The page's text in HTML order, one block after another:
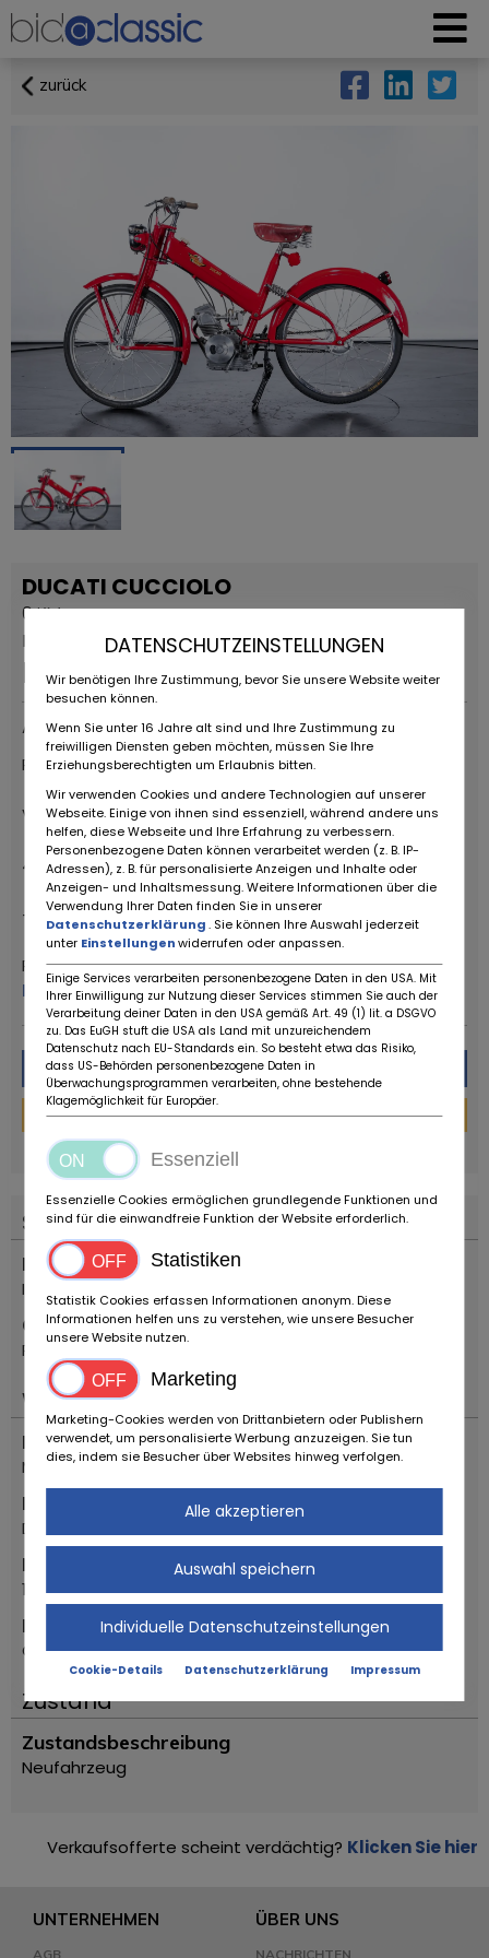
zurück
DUCATI CUCCIOLO
0 KM
Dauerinserat
EUR2.500,-
Anbieter
RUOTE DA SOGNO S.R.L
Via Daniele da Torricella, 29
42122 Reggio Emilia
+39 0522 268511
Ruote da Sogno
Mehr von diesem Händler
Nachricht
Finanzierungs-Rechner
Standort
Land
Italien
Ort
Reggio Emilia
Wichtiges
Fahrzeugtyp
Motorräder
Marke
Ducati
Erstzulassung Jahr
1952
Modell
CUCCIOLO
Zustand
Zustandsbeschreibung
Neufahrzeug
Verkaufsofferte scheint verdächtig? Klicken Sie hier
UNTERNEHMEN
AGB
ÜBER UNS
NACHRICHTEN
DATENSCHUTZEINSTELLUNGEN
Wir benötigen Ihre Zustimmung, bevor Sie unsere Website weiter
besuchen können.
Wenn Sie unter 16 Jahre alt sind und Ihre Zustimmung zu
freiwilligen Diensten geben möchten, müssen Sie Ihre
Erziehungsberechtigten um Erlaubnis bitten.
Wir verwenden Cookies und andere Technologien auf unserer
Webseite. Einige von ihnen sind essenziell, während andere uns
helfen, diese Webseite und Ihre Erfahrung zu verbessern.
Personenbezogene Daten können verarbeitet werden (z. B. IP-
Adressen), z. B. für personalisierte Anzeigen und Inhalte oder
Anzeigen- und Inhaltsmessung. Weitere Informationen über die
Verwendung Ihrer Daten finden Sie in unserer
Datenschutzerklärung. Sie können Ihre Auswahl jederzeit
unter Einstellungenwiderrufen oder anpassen.
Einige Services verarbeiten personenbezogene Daten in den USA. Mit
Ihrer Einwilligung zur Nutzung dieser Services stimmen Sie auch der
Verarbeitung deiner Daten in den USA gemäß Art. 49 (1) lit. a DSGVO
zu. Das EuGH stuft die USA als Land mit unzureichendem
Datenschutz nach EU-Standards ein. So besteht etwa das Risiko,
dass US-Behörden personenbezogene Daten in
Überwachungsprogrammen verarbeiten, ohne bestehende
Klagemöglichkeit für Europäer.
Essenziell
Essenzielle Cookies ermöglichen grundlegende Funktionen und
sind für die einwandfreie Funktion der Website erforderlich.
Statistiken
Statistik Cookies erfassen Informationen anonym. Diese
Informationen helfen uns zu verstehen, wie unsere Besucher
unsere Website nutzen.
Marketing
Marketing-Cookies werden von Drittanbietern oder Publishern
verwendet, um personalisierte Werbung anzuzeigen. Sie tun
dies, indem sie Besucher über Websites hinweg verfolgen.
Alle akzeptieren
Auswahl speichern
Individuelle Datenschutzeinstellungen
Cookie-Details Datenschutzerklärung Impressum